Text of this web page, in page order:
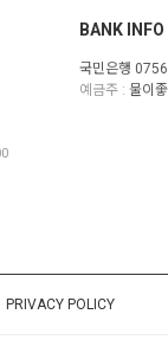
BANK INFO
국민은행
예금주 : 물이
PRIVACY POLICY